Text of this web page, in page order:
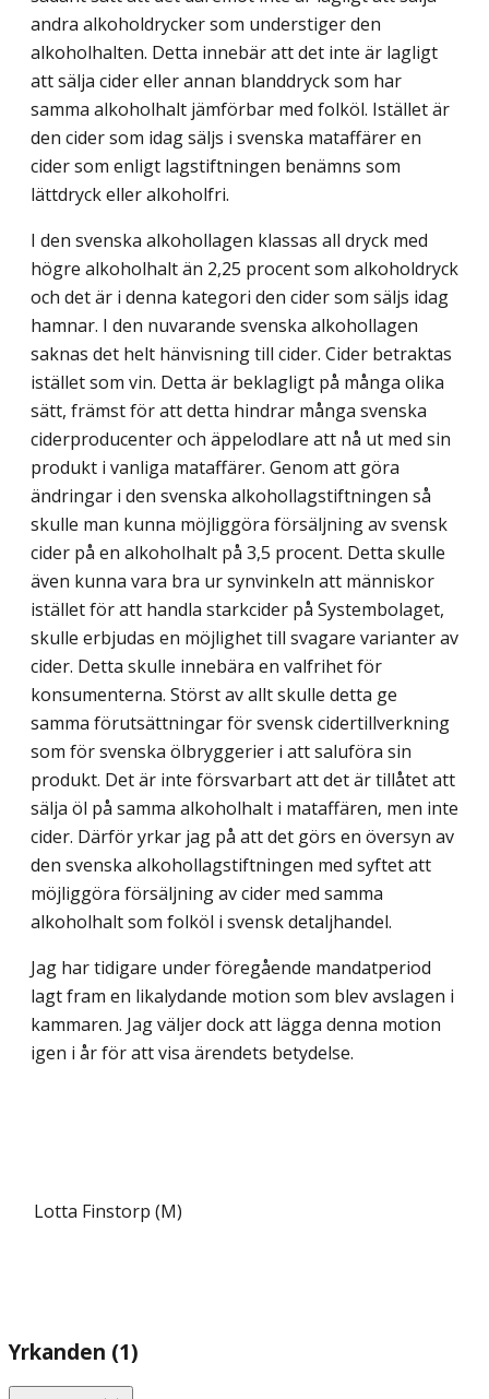
andra alkoholdrycker som understiger den
alkoholhalten. Detta innebär att det inte är lagligt
att sälja cider eller annan blanddryck som har
samma alkoholhalt jämförbar med folköl. Istället är
den cider som idag säljs i svenska mataffärer en
cider som enligt lagstiftningen benämns som
lättdryck eller alkoholfri.
I den svenska alkohollagen klassas all dryck med
högre alkoholhalt än 2,25 procent som alkoholdryck
och det är i denna kategori den cider som säljs idag
hamnar. I den nuvarande svenska alkohollagen
saknas det helt hänvisning till cider. Cider betraktas
istället som vin. Detta är beklagligt på många olika
sätt, främst för att detta hindrar många svenska
ciderproducenter och äppelodlare att nå ut med sin
produkt i vanliga mataffärer. Genom att göra
ändringar i den svenska alkohollagstiftningen så
skulle man kunna möjliggöra försäljning av svensk
cider på en alkoholhalt på 3,5 procent. Detta skulle
även kunna vara bra ur synvinkeln att människor
istället för att handla starkcider på Systembolaget,
skulle erbjudas en möjlighet till svagare varianter av
cider. Detta skulle innebära en valfrihet för
konsumenterna. Störst av allt skulle detta ge
samma förutsättningar för svensk cidertillverkning
som för svenska ölbryggerier i att saluföra sin
produkt. Det är inte försvarbart att det är tillåtet att
sälja öl på samma alkoholhalt i mataffären, men inte
cider. Därför yrkar jag på att det görs en översyn av
den svenska alkohollagstiftningen med syftet att
möjliggöra försäljning av cider med samma
alkoholhalt som folköl i svensk detaljhandel.
Jag har tidigare under föregående mandatperiod
lagt fram en likalydande motion som blev avslagen i
kammaren. Jag väljer dock att lägga denna motion
igen i år för att visa ärendets betydelse.
Lotta Finstorp (M)
Yrkanden (1)